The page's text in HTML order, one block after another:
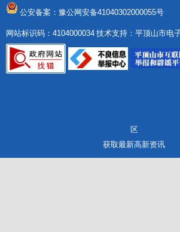
公安备案：豫公网安备41040302000055号
网站标识码：4104000034 技术支持：平顶山市电
区
获取最新高新资讯